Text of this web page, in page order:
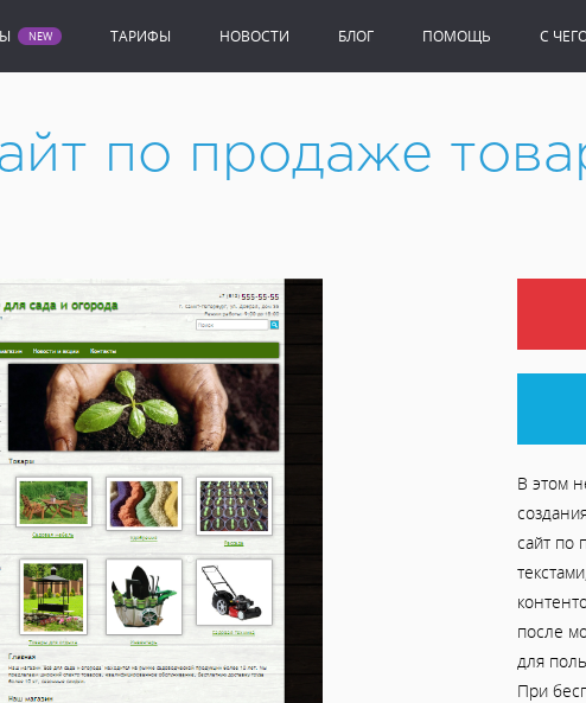
ТАРИФЫ НОВОСТИ БЛОГ ПОМОЩЬ C
по продаже
В этом
сайт по
после
для
При